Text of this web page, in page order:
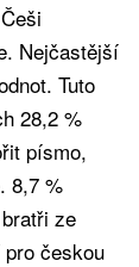
Nejčastější
Tuto
28,2 %
písmo,
8,7 %
ze
českou